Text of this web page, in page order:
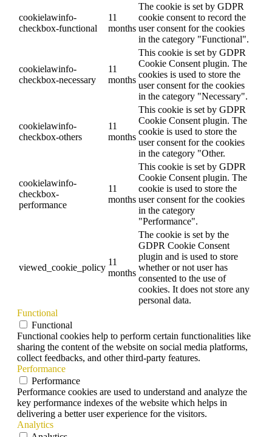
cookielawinfo-
checkbox-functional
11
months
The cookie is set by GDPR
cookie consent to record the
user consent for the cookies
in the category "Functional".
cookielawinfo-
checkbox-necessary
11
months
This cookie is set by GDPR
Cookie Consent plugin. The
cookies is used to store the
user consent for the cookies
in the category "Necessary".
cookielawinfo-
checkbox-others
11
months
This cookie is set by GDPR
Cookie Consent plugin. The
cookie is used to store the
user consent for the cookies
in the category "Other.
cookielawinfo-
checkbox-
performance
11
months
This cookie is set by GDPR
Cookie Consent plugin. The
cookie is used to store the
user consent for the cookies
in the category
"Performance".
viewed_cookie_policy
11
months
The cookie is set by the
GDPR Cookie Consent
plugin and is used to store
whether or not user has
consented to the use of
cookies. It does not store any
personal data.
Functional
Functional
Functional cookies help to perform certain functionalities like
sharing the content of the website on social media platforms,
collect feedbacks, and other third-party features.
Performance
Performance
Performance cookies are used to understand and analyze the
key performance indexes of the website which helps in
delivering a better user experience for the visitors.
Analytics